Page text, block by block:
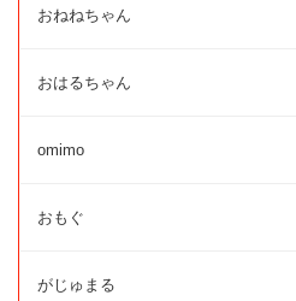
おねねちゃん
おはるちゃん
omimo
おもぐ
がじゅまる